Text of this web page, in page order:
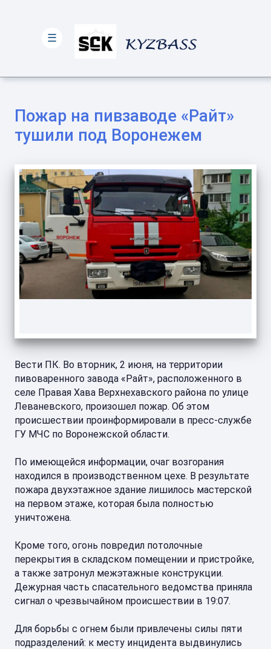
Пожар на пивзаводе «Райт»
тушили под Воронежем
Вести ПК. Во вторник, 2 июня, на территории
пивоваренного завода «Райт», расположенного в
селе Правая Хава Верхнехавского района по улице
Леваневского, произошел пожар. Об этом
происшествии проинформировали в пресс-службе
ГУ МЧС по Воронежской области.
По имеющейся информации, очаг возгорания
находился в производственном цехе. В результате
пожара двухэтажное здание лишилось мастерской
на первом этаже, которая была полностью
уничтожена.
Кроме того, огонь повредил потолочные
перекрытия в складском помещении и пристройке,
а также затронул межэтажные конструкции.
Дежурная часть спасательного ведомства приняла
сигнал о чрезвычайном происшествии в 19:07.
Для борьбы с огнем были привлечены силы пяти
подразделений: к месту инцидента выдвинулись
☰